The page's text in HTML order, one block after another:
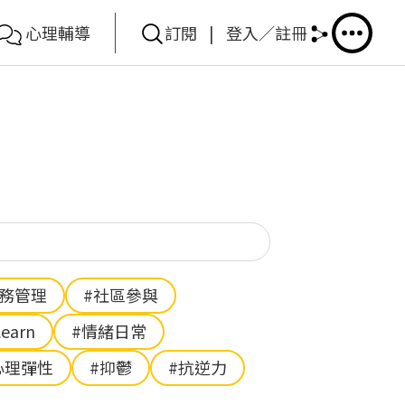
心理輔導 訂閱 | 登入／註冊
管理
#社區參與
#情緒日常
彈性
#抑鬱 #抗逆力